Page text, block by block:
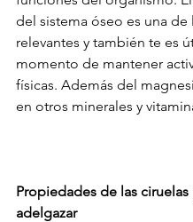
del sistema óseo es una de
relevantes y también te es
momento de mantener
físicas. Además del
en otros minerales y
Propiedades de las ciruelas
adelgazar